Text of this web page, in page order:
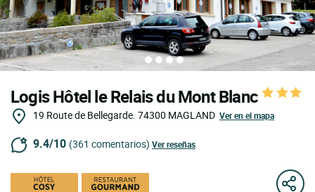
Logis Hôtel le Relais du Mont Blanc
19 Route de Bellegarde. 74300 MAGLAND Ver en el mapa
9.4/10 (361 comentarios) Ver reseñas